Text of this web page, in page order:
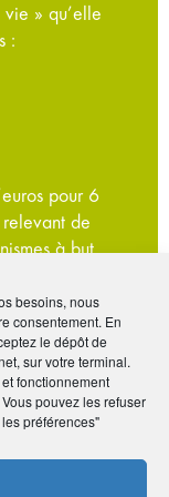
besoins, nous
consentement. En
le dépôt de
sur votre terminal.
fonctionnement
pouvez les refuser
préférences"
» qu’elle
:
pour 6
de
à but